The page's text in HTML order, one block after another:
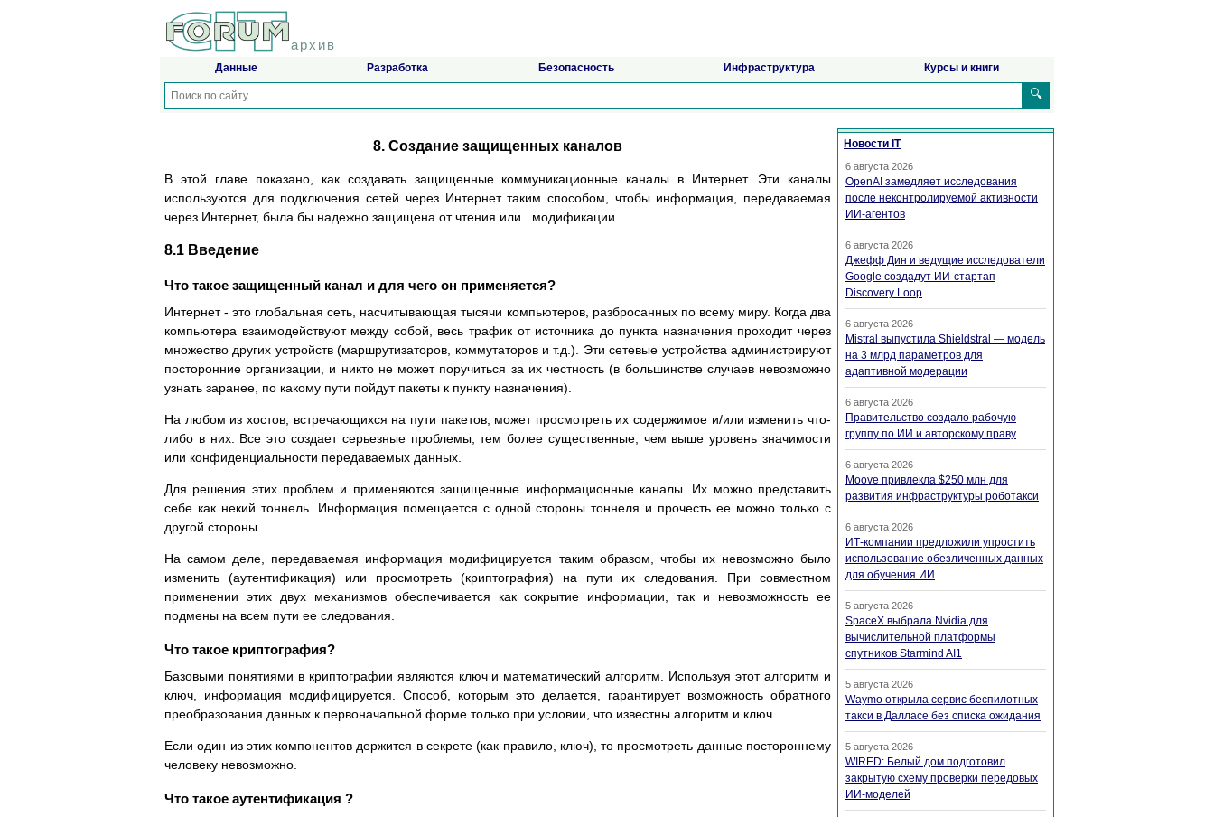
архив
Данные Разработка Безопасность Инфраструктура Курсы и книги
🔍
8. Создание защищенных каналов
В этой главе показано, как создавать защищенные коммуникационные каналы в Интернет. Эти каналы
используются для подключения сетей через Интернет таким способом, чтобы информация, передаваемая
через Интернет, была бы надежно защищена от чтения или модификации.
8.1 Введение
Что такое защищенный канал и для чего он применяется?
Интернет - это глобальная сеть, насчитывающая тысячи компьютеров, разбросанных по всему миру. Когда два
компьютера взаимодействуют между собой, весь трафик от источника до пункта назначения проходит через
множество других устройств (маршрутизаторов, коммутаторов и т.д.). Эти сетевые устройства администрируют
посторонние организации, и никто не может поручиться за их честность (в большинстве случаев невозможно
узнать заранее, по какому пути пойдут пакеты к пункту назначения).
На любом из хостов, встречающихся на пути пакетов, может просмотреть их содержимое и/или изменить что-
либо в них. Все это создает серьезные проблемы, тем более существенные, чем выше уровень значимости
или конфиденциальности передаваемых данных.
Для решения этих проблем и применяются защищенные информационные каналы. Их можно представить
себе как некий тоннель. Информация помещается с одной стороны тоннеля и прочесть ее можно только с
другой стороны.
На самом деле, передаваемая информация модифицируется таким образом, чтобы их невозможно было
изменить (аутентификация) или просмотреть (криптография) на пути их следования. При совместном
применении этих двух механизмов обеспечивается как сокрытие информации, так и невозможность ее
подмены на всем пути ее следования.
Что такое криптография?
Базовыми понятиями в криптографии являются ключ и математический алгоритм. Используя этот алгоритм и
ключ, информация модифицируется. Способ, которым это делается, гарантирует возможность обратного
преобразования данных к первоначальной форме только при условии, что известны алгоритм и ключ.
Если один из этих компонентов держится в секрете (как правило, ключ), то просмотреть данные постороннему
человеку невозможно.
Что такое аутентификация ?
Новости IT
6 августа 2026
OpenAI замедляет исследования
после неконтролируемой активности
ИИ-агентов
6 августа 2026
Джефф Дин и ведущие исследователи
Google создадут ИИ-стартап
Discovery Loop
6 августа 2026
Mistral выпустила Shieldstral — модель
на 3 млрд параметров для
адаптивной модерации
6 августа 2026
Правительство создало рабочую
группу по ИИ и авторскому праву
6 августа 2026
Moove привлекла $250 млн для
развития инфраструктуры роботакси
6 августа 2026
ИТ-компании предложили упростить
использование обезличенных данных
для обучения ИИ
5 августа 2026
SpaceX выбрала Nvidia для
вычислительной платформы
спутников Starmind AI1
5 августа 2026
Waymo открыла сервис беспилотных
такси в Далласе без списка ожидания
5 августа 2026
WIRED: Белый дом подготовил
закрытую схему проверки передовых
ИИ-моделей